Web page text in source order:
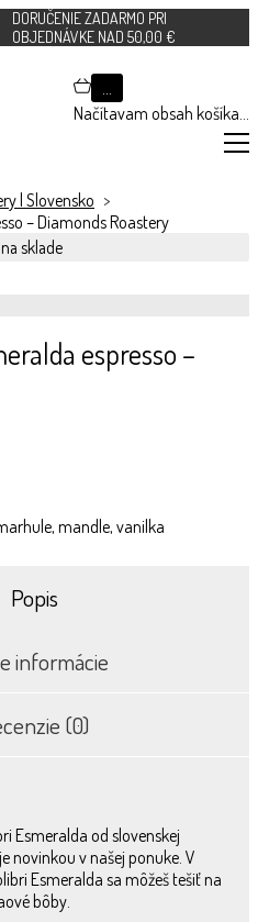
DORUČENIE ZADARMO PRI
OBJEDNÁVKE NAD 50,00 €
Načítavam obsah košíka…
| Slovensko >
– Diamonds Roastery
sklade
espresso –
mandle, vanilka
Popis
informácie
(0)
Esmeralda od slovenskej
je novinkou v našej ponuke. V
Esmeralda sa môžeš tešiť na
bôby.